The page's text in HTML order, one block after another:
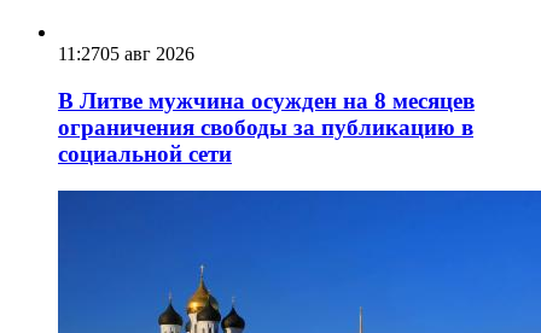
11:2705 авг 2026
В Литве мужчина осужден на 8 месяцев
ограничения свободы за публикацию в
социальной сети